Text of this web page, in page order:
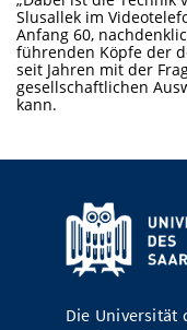
10 Gründe für
NEU:
Beratung für
Vom Studium in
Service und
ProfessorInnen
Study Scheduler
Ranking
Forschungsfelder
Bibliothek
Open Science/
Promotion
Gründen &
News
Preise,
Expertise am SIC
Start-ups
News & Termine
IT-Themenabend
Über Uns
Saarland
Ranking
Zahlen & Fakten
Preise,
Kontakt
SIC Merchandise
Anfahrt
Termine,
Slusallek im
Anfang 60,
führenden Köpfe der
seit Jahren mit der
gesellschaftlichen
kann.
Die Universität